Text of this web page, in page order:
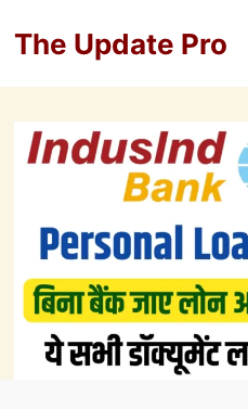
toThe Update Pro